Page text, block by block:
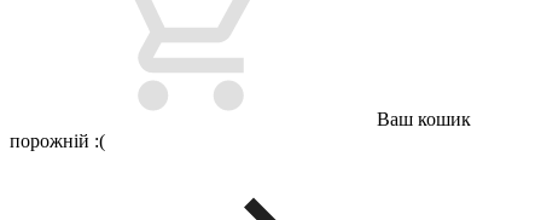
Ваш кошик
порожній :(